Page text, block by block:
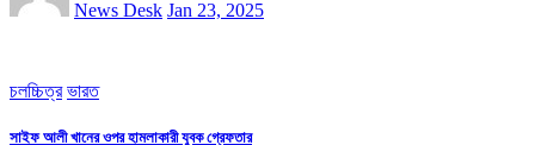
News Desk Jan 23, 2025
চলচ্চিত্র ভারত
সাইফ আলী খানের ওপর হামলাকারী যুবক গ্রেফতার